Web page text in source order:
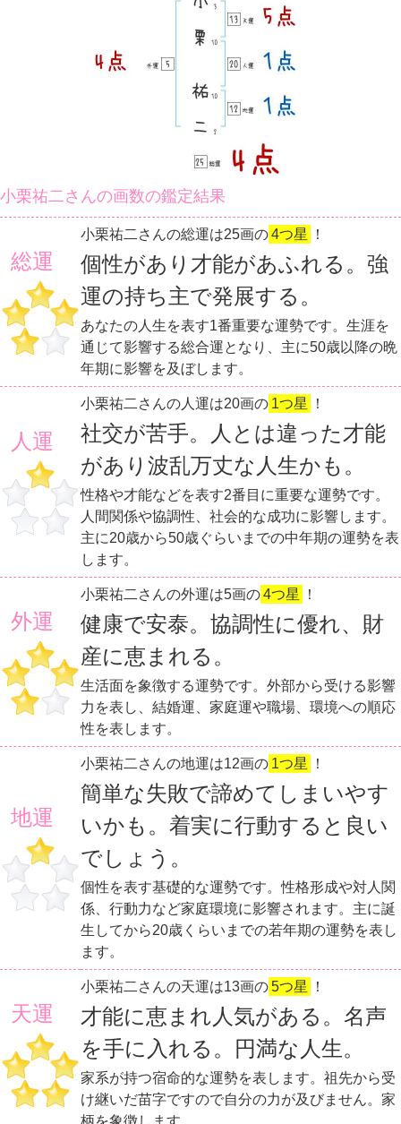
小栗祐二さんの画数の鑑定結果
総運
小栗祐二さんの総運は25画の4つ星 ！
個性があり才能があふれる。強
運の持ち主で発展する。
あなたの人生を表す1番重要な運勢です。生涯を
通じて影響する総合運となり、主に50歳以降の晩
年期に影響を及ぼします。
人運
小栗祐二さんの人運は20画の 1つ星 ！
社交が苦手。人とは違った才能
があり波乱万丈な人生かも。
性格や才能などを表す2番目に重要な運勢です。
人間関係や協調性、社会的な成功に影響します。
主に20歳から50歳ぐらいまでの中年期の運勢を表
します。
外運
小栗祐二さんの外運は5画の4つ星 ！
健康で安泰。協調性に優れ、財
産に恵まれる。
生活面を象徴する運勢です。外部から受ける影響
力を表し、結婚運、家庭運や職場、環境への順応
性を表します。
地運
小栗祐二さんの地運は12画の 1つ星 ！
簡単な失敗で諦めてしまいやす
いかも。着実に行動すると良い
でしょう。
個性を表す基礎的な運勢です。性格形成や対人関
係、行動力など家庭環境に影響されます。主に誕
生してから20歳くらいまでの若年期の運勢を表し
ます。
天運
小栗祐二さんの天運は13画の5つ星 ！
才能に恵まれ人気がある。名声
を手に入れる。円満な人生。
家系が持つ宿命的な運勢を表します。祖先から受
け継いだ苗字ですので自分の力が及びません。家
柄を象徴します。